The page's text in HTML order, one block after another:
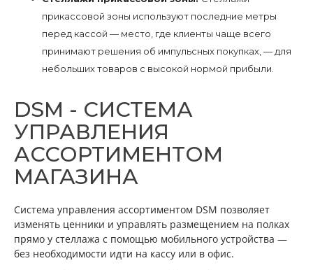
прикассовой зоны используют последние метры
перед кассой — место, где клиенты чаще всего
принимают решения об импульсных покупках, — для
небольших товаров с высокой нормой прибыли.
DSM - СИСТЕМА
УПРАВЛЕНИЯ
АССОРТИМЕНТОМ
МАГАЗИНА
Система управления ассортиментом DSM позволяет
изменять ценники и управлять размещением на полках
прямо у стеллажа с помощью мобильного устройства —
без необходимости идти на кассу или в офис.